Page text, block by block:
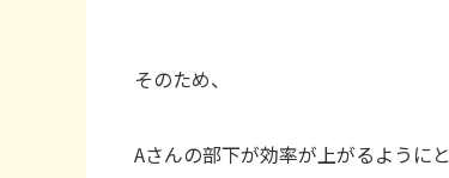
そのため、
Aさんの部下が効率が上がるようにと